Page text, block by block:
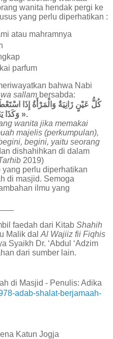
wanita hendak pergi ke
yang perlu diperhatikan :
atau mahramnya
parfum
bahwa Nabi
sallam bersabda:
كُلُّ عَيْنٍ زَانِيَةٌ وَالْمَرْأَةُ إِذَا
وَكَذَا ».
wanita jika memakai
majelis (perkumpulan),
begini, yaitu seorang
dishahihkan di dalam
2019)
yang perlu diperhatikan
di masjid. Semoga
ilmu yang
faedah dari Kitab Shahih
Malik dal Al Wajiiz fii Fiqhis
Syaikh Dr. ‘Abdul ‘Adzim
dari sumber lain.
di Masjid - Penulis: Adika
adab-shalat-berjamaah-
Katun Jogja